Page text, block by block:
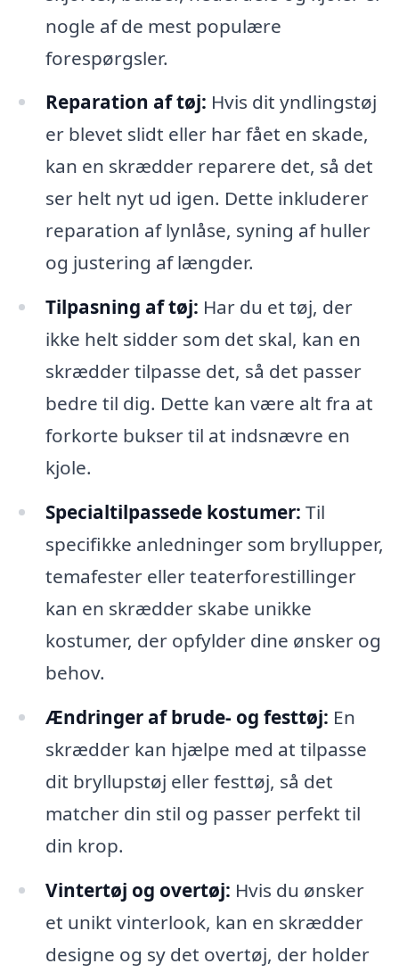
nogle af de mest populære
forespørgsler.
Reparation af tøj: Hvis dit yndlingstøj
er blevet slidt eller har fået en skade,
kan en skrædder reparere det, så det
ser helt nyt ud igen. Dette inkluderer
reparation af lynlåse, syning af huller
og justering af længder.
Tilpasning af tøj: Har du et tøj, der
ikke helt sidder som det skal, kan en
skrædder tilpasse det, så det passer
bedre til dig. Dette kan være alt fra at
forkorte bukser til at indsnævre en
kjole.
Specialtilpassede kostumer: Til
specifikke anledninger som bryllupper,
temafester eller teaterforestillinger
kan en skrædder skabe unikke
kostumer, der opfylder dine ønsker og
behov.
Ændringer af brude- og festtøj: En
skrædder kan hjælpe med at tilpasse
dit bryllupstøj eller festtøj, så det
matcher din stil og passer perfekt til
din krop.
Vintertøj og overtøj: Hvis du ønsker
et unikt vinterlook, kan en skrædder
designe og sy det overtøj, der holder